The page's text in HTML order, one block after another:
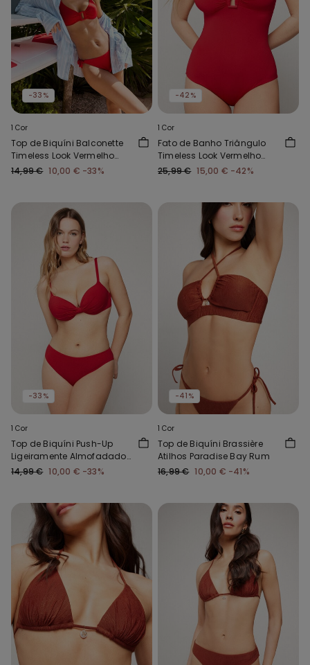
-33%
1 Cor
Top de Biquíni Balconette
Timeless Look Vermelho
Gloss
14,99 € 10,00 € -33%
-42%
1 Cor
Fato de Banho Triângulo
Timeless Look Vermelho
Gloss
25,99 € 15,00 € -42%
-33%
1 Cor
Top de Biquíni Push-Up
Ligeiramente Almofadado
Timeless Look Vermelho
14,99 € 10,00 € -33%
-41%
1 Cor
Top de Biquíni Brassière
Atilhos Paradise Bay Rum
16,99 € 10,00 € -41%